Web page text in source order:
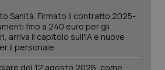
Sanità. Firmato il contratto 2025-
fino a 240 euro per gli
arriva il capitolo sull'IA e nuove
il personale
del 12 agosto 2026, come